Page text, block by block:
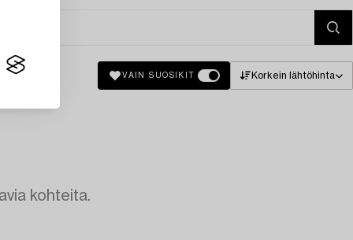
VAIN SUOSIKIT Korkein lähtöhinta
kohteita.